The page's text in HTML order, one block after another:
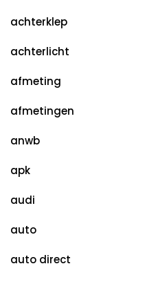
achterklep
achterlicht
afmeting
afmetingen
anwb
apk
audi
auto
auto direct